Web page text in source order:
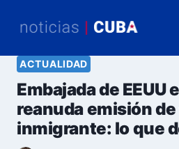
ACTUALIDAD
Embajada de EEUU
reanuda emisión
inmigrante: lo que